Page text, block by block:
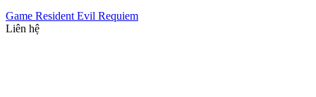
Game Resident Evil Requiem
Liên hệ